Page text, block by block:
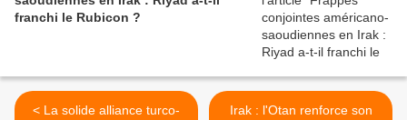
franchi le Rubicon ?
< La solide alliance turco-
Irak : l'Otan renforce son